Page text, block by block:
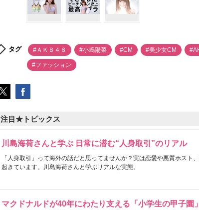
タグ #ＡＫＢ４８ #小嶋陽菜 #CM #美少女CM
#ファッション
注目★トピックス
川島海荷さんと学ぶ 日常に潜む“人身取引”のリアル
「人身取引」って海外の話だと思ってませんか？実は恋愛や悪質ホスト
起きています。川島海荷さんと学ぶリアルな実態。
マクドナルドが40年にわたり支える「小学生の甲子園」